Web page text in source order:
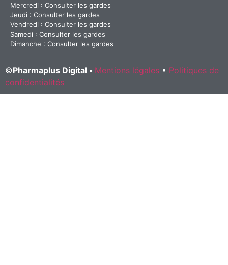
Mercredi : Consulter les gardes
Jeudi : Consulter les gardes
Vendredi : Consulter les gardes
Samedi : Consulter les gardes
Dimanche : Consulter les gardes
©Pharmaplus Digital • Mentions légales • Politiques de
confidentialités